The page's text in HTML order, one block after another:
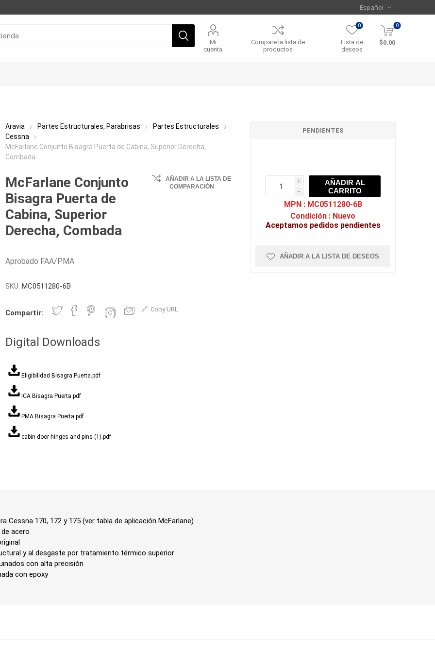
Mi
cuenta
Compare la lista de
productos
Lista de
deseos
0 0
$0.00
Aravia Partes Estructurales, Parabrisas
Partes Estructurales
Cessna
McFarlane Conjunto Bisagra Puerta de Cabina, Superior Derecha,
Combada
McFarlane Conjunto
Bisagra Puerta de
Cabina, Superior
Derecha, Combada
AÑADIR A LA LISTA DE
COMPARACIÓN
Aprobado FAA/PMA
SKU: MC0511280-6B
Compartir: Copy URL
Digital Downloads
Eligibilidad Bisagra Puerta.pdf
ICA Bisagra Puerta.pdf
PMA Bisagra Puerta.pdf
cabin-door-hinges-and-pins (1).pdf
PENDIENTES
i
h
h
AÑADIR AL
CARRITO
MPN : MC0511280-6B
Condición : Nuevo
Aceptamos pedidos pendientes
AÑADIR A LA LISTA DE DESEOS
Cessna 170, 172 y 175 (ver tabla de aplicación McFarlane)
acero
y al desgaste por tratamiento térmico superior
con alta precisión
con epoxy